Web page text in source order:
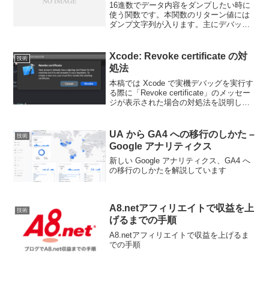
16進数でデータ内容をダンプしたい時に
使う関数です。本関数のリターン値には
ダンプ文字列が入ります。主にデバッグ
対象とするかの指定です。function
hexDump(d...
技術
Xcode: Revoke certificate の対
処法
本稿では Xcode で実機デバッグを実行す
る際に「Revoke certificate」のメッセー
ジが表示された場合の対処法を説明しま
accou...
技術
UA から GA4 への移行のしかた –
Google アナリティクス
新しい Google アナリティクス、GA4 へ
の移行のしかたを解説しています
技術
A8.netアフィリエイトで収益を上
げるまでの手順
A8.netアフィリエイトで収益を上げるま
での手順